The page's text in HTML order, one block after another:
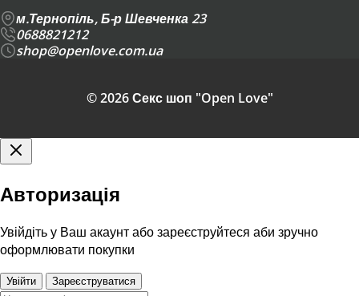
м.Тернопіль, Б-р Шевченка 23
0688821212
shop@openlove.com.ua
© 2026 Секс шоп "Open Love"
Авторизація
Увійдіть у Ваш акаунт або зареєструйтеся аби зручно
оформлювати покупки
Увійти Зареєструватися